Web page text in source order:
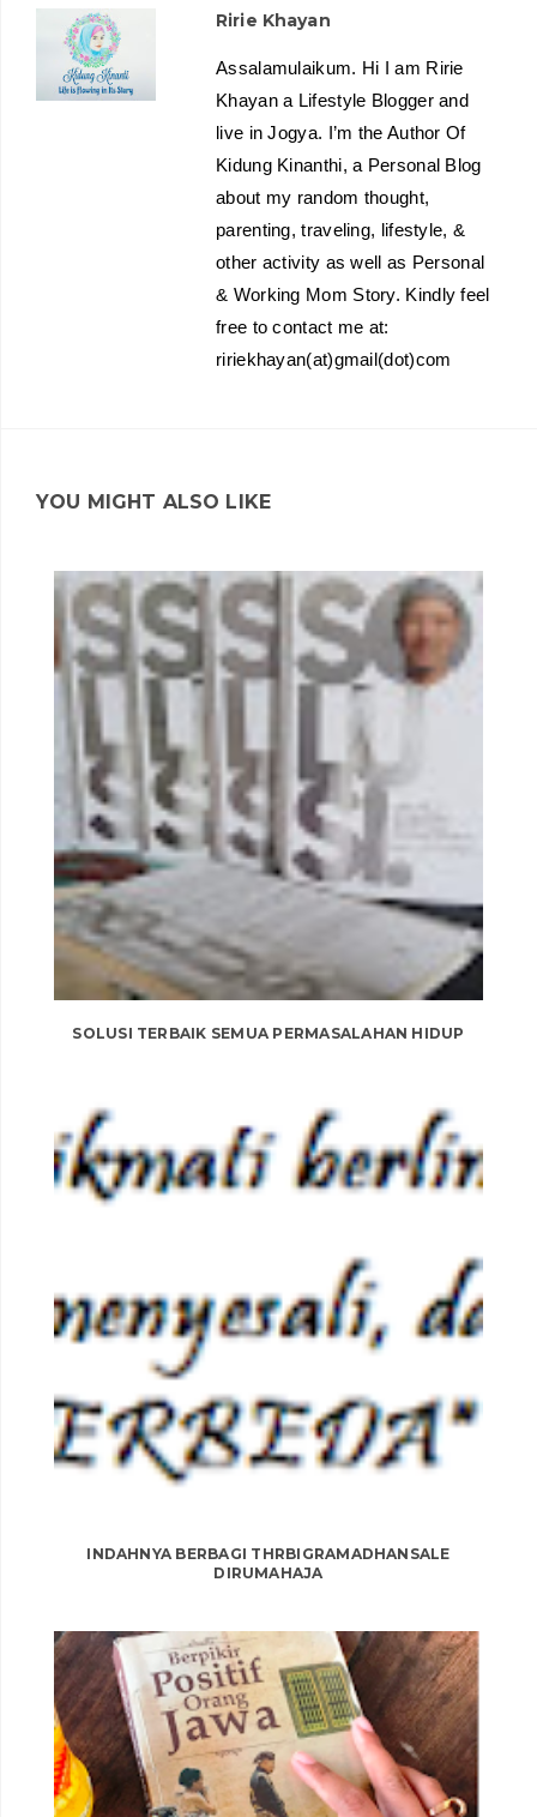
Ririe Khayan
Assalamulaikum. Hi I am Ririe
Khayan a Lifestyle Blogger and
live in Jogya. I’m the Author Of
Kidung Kinanthi, a Personal Blog
about my random thought,
parenting, traveling, lifestyle, &
other activity as well as Personal
& Working Mom Story. Kindly feel
free to contact me at:
ririekhayan(at)gmail(dot)com
YOU MIGHT ALSO LIKE
SOLUSI TERBAIK SEMUA PERMASALAHAN HIDUP
INDAHNYA BERBAGI THRBIGRAMADHANSALE
DIRUMAHAJA